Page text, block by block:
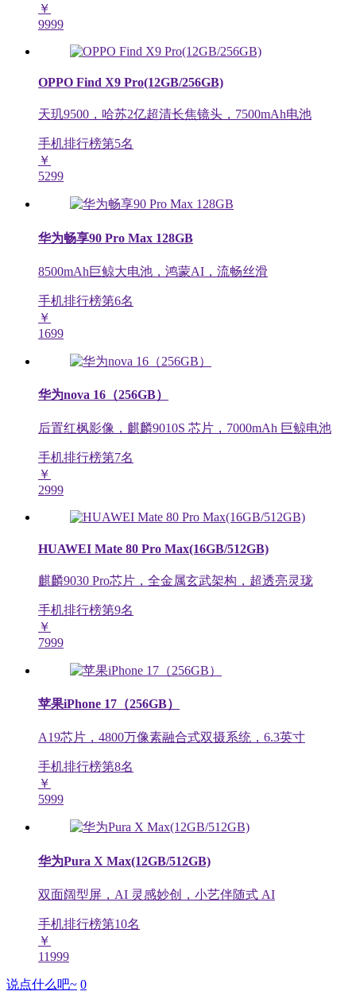
￥
9999
OPPO Find X9 Pro(12GB/256GB)
天玑9500，哈苏2亿超清长焦镜头，7500mAh电池
手机排行榜第5名
￥
5299
华为畅享90 Pro Max 128GB
8500mAh巨鲸大电池，鸿蒙AI，流畅丝滑
手机排行榜第6名
￥
1699
华为nova 16（256GB）
后置红枫影像，麒麟9010S 芯片，7000mAh 巨鲸电池
手机排行榜第7名
￥
2999
HUAWEI Mate 80 Pro Max(16GB/512GB)
麒麟9030 Pro芯片，全金属玄武架构，超透亮灵珑
手机排行榜第9名
￥
7999
苹果iPhone 17（256GB）
A19芯片，4800万像素融合式双摄系统，6.3英寸
手机排行榜第8名
￥
5999
华为Pura X Max(12GB/512GB)
双面阔型屏，AI 灵感妙创，小艺伴随式 AI
手机排行榜第10名
￥
11999
说点什么吧~ 0